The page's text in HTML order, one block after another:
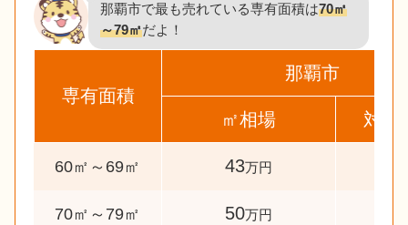
那覇市で最も売れている専有面積は70㎡
～79㎡だよ！
専有面積
那覇市
㎡相場 対象
60㎡～69㎡ 43万円
70㎡～79㎡ 50万円